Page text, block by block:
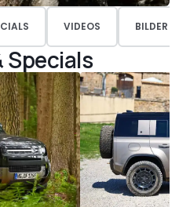
VIDEOS BILDER
Specials